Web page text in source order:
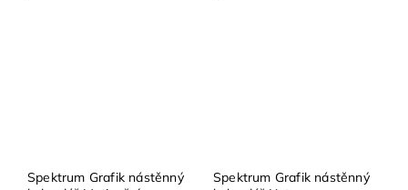
Spektrum Grafik nástěnný
Spektrum Grafik nástěnný